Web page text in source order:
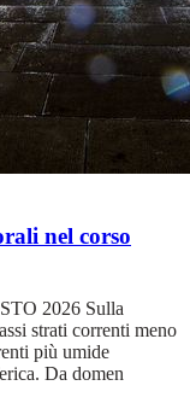
nel corso
2026 Sulla
strati correnti meno
più umide
Da domen